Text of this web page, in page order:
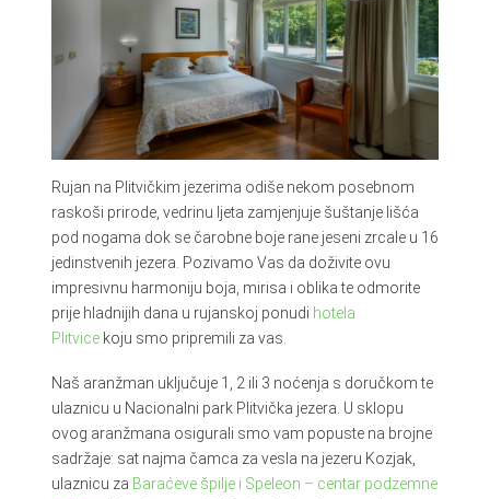
Rujan na Plitvičkim jezerima odiše nekom posebnom
raskoši prirode, vedrinu ljeta zamjenjuje šuštanje lišća
pod nogama dok se čarobne boje rane jeseni zrcale u 16
jedinstvenih jezera. Pozivamo Vas da doživite ovu
impresivnu harmoniju boja, mirisa i oblika te odmorite
prije hladnijih dana u rujanskoj ponudi hotela
Plitvicekoju smo pripremili za vas.
Naš aranžman uključuje 1, 2 ili 3 noćenja s doručkom te
ulaznicu u Nacionalni park Plitvička jezera. U sklopu
ovog aranžmana osigurali smo vam popuste na brojne
sadržaje: sat najma čamca za vesla na jezeru Kozjak,
ulaznicu za Baraćeve špilje i Speleon – centar podzemne